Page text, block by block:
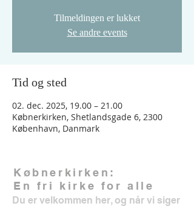
Tilmeldingen er lukket
Se andre events
Tid og sted
02. dec. 2025, 19.00 – 21.00
Købnerkirken, Shetlandsgade 6, 2300
København, Danmark
Købnerkirken:
En fri kirke for alle
Du er velkommen her, og når vi siger